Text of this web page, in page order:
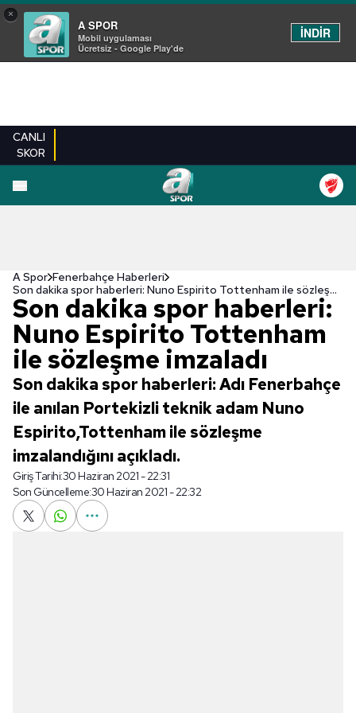
×
A SPOR
Mobil uygulaması
Ücretsiz - Google Play'de
İNDİR
CANLI
SKOR
A Spor Fenerbahçe Haberleri
Son dakika spor haberleri: Nuno Espirito Tottenham ile sözleşme imzaladı
Son dakika spor haberleri:
Nuno Espirito Tottenham
ile sözleşme imzaladı
Son dakika spor haberleri: Adı Fenerbahçe
ile anılan Portekizli teknik adam Nuno
Espirito,Tottenham ile sözleşme
imzalandığını açıkladı.
Giriş Tarihi:30 Haziran 2021 - 22:31
Son Güncelleme:30 Haziran 2021 - 22:32